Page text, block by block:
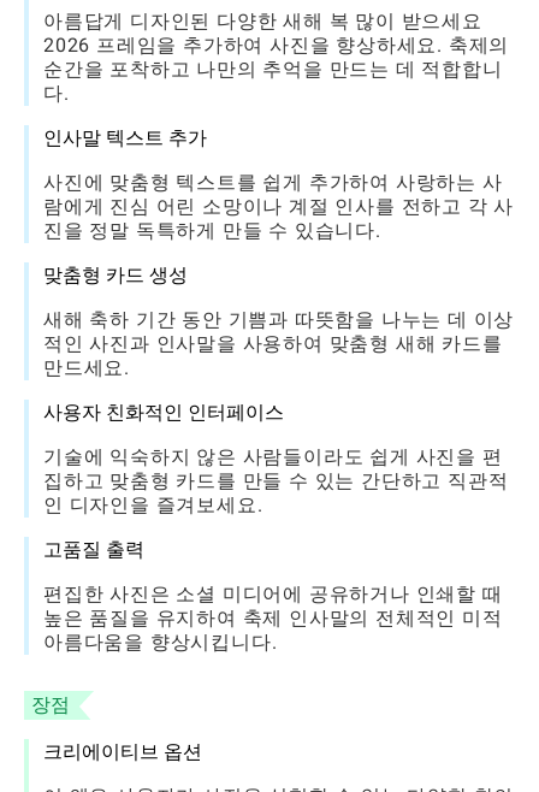
아름답게 디자인된 다양한 새해 복 많이 받으세요
2026 프레임을 추가하여 사진을 향상하세요. 축제의
순간을 포착하고 나만의 추억을 만드는 데 적합합니
다.
인사말 텍스트 추가
사진에 맞춤형 텍스트를 쉽게 추가하여 사랑하는 사
람에게 진심 어린 소망이나 계절 인사를 전하고 각 사
진을 정말 독특하게 만들 수 있습니다.
맞춤형 카드 생성
새해 축하 기간 동안 기쁨과 따뜻함을 나누는 데 이상
적인 사진과 인사말을 사용하여 맞춤형 새해 카드를
만드세요.
사용자 친화적인 인터페이스
기술에 익숙하지 않은 사람들이라도 쉽게 사진을 편
집하고 맞춤형 카드를 만들 수 있는 간단하고 직관적
인 디자인을 즐겨보세요.
고품질 출력
편집한 사진은 소셜 미디어에 공유하거나 인쇄할 때
높은 품질을 유지하여 축제 인사말의 전체적인 미적
아름다움을 향상시킵니다.
장점
크리에이티브 옵션